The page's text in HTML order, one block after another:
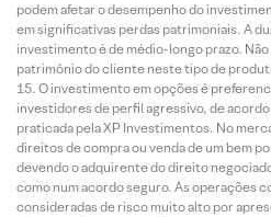
podem afetar o desempenho do
em significativas perdas patrimoniais. A
investimento é de médio-longo prazo.
patrimônio do cliente neste tipo de
O investimento em opções é
investidores de perfil agressivo, de
praticada pela XP Investimentos. No
direitos de compra ou venda de um bem
devendo o adquirente do direito
como num acordo seguro. As operações
consideradas de risco muito alto por